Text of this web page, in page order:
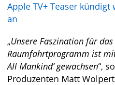
Apple TV+ Teaser
an
„Unsere Faszination für
Raumfahrtprogramm ist
All Mankind‘ gewachsen“,
Produzenten Matt